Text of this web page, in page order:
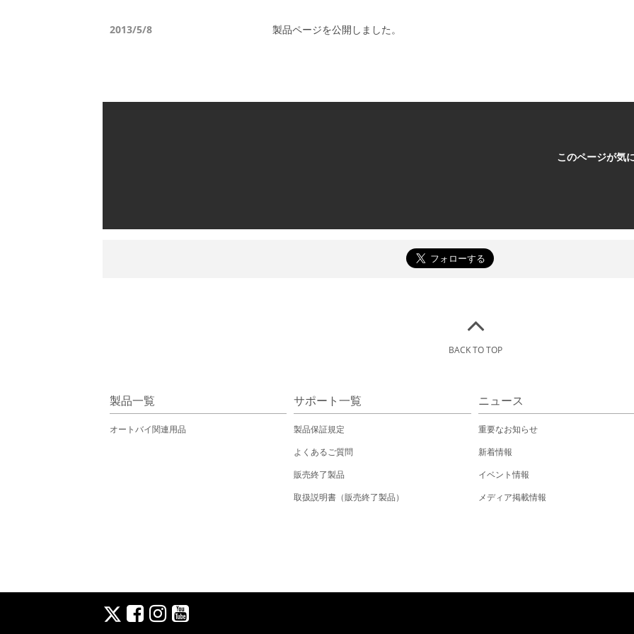
2013/5/8 製品ページを公開しました。
このページが気
BACK TO TOP
製品一覧
オートバイ関連用品
サポート一覧
製品保証規定
よくあるご質問
販売終了製品
取扱説明書（販売終了製品）
ニュース
重要なお知らせ
新着情報
イベント情報
メディア掲載情報